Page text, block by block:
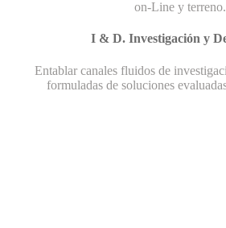
on-Line y terreno.
I & D. Investigación y
Entablar canales fluidos de
formuladas de soluciones